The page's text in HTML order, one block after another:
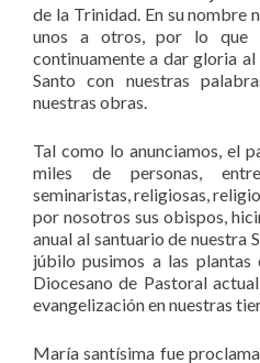
de la Trinidad. En su nombre
unos a otros, por lo que
continuamente a dar gloria
Santo con nuestras
nuestras obras.
Tal como lo anunciamos, el
miles de personas,
seminaristas, religiosas,
por nosotros sus obispos,
anual al santuario de nuestra
júbilo pusimos a las
Diocesano de Pastoral
evangelización en nuestras
María santísima fue